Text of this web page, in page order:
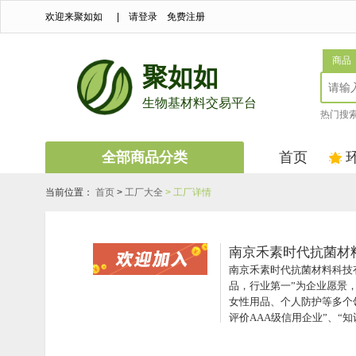
欢迎来聚如如 请登录 免费注册
聚如如
生物基材料交易平台
商品
热门搜
全部商品分类 首页
当前位置： 首页 > 工厂大全 > 工厂详情
南京禾素时代抗菌材
南京禾素时代抗菌材料科
品，行业第一”为企业愿景
女性用品、个人防护等多
评价AAA级信用企业”、“